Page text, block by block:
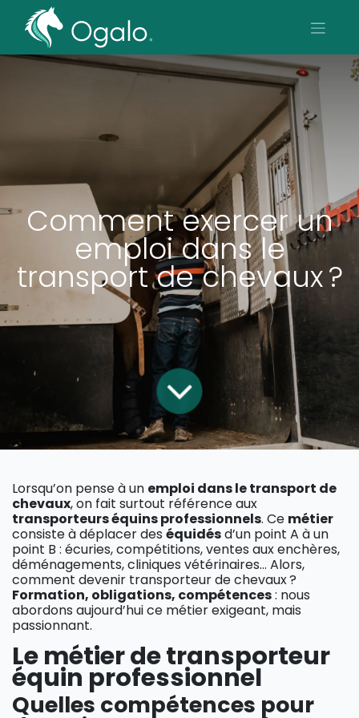
Comment exercer un
emploi dans le
transport de chevaux ?
Lorsqu’on pense à un emploi dans le transport de
chevaux, on fait surtout référence aux
transporteurs équins professionnels. Ce métier
consiste à déplacer des équidésd’un point A à un
point B : écuries, compétitions, ventes aux enchères,
déménagements, cliniques vétérinaires… Alors,
comment devenir transporteur de chevaux ?
Formation, obligations, compétences: nous
abordons aujourd’hui ce métier exigeant, mais
passionnant.
Le métier de transporteur
équin professionnel
Quelles compétences pour